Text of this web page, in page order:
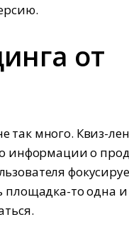
от
так много. Квиз-
информации о
площадка-то одна и